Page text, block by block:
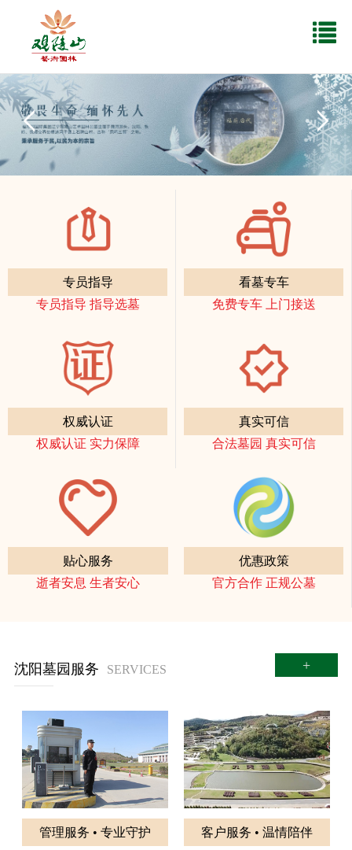
专员指导
专员指导 指导选墓
看墓专车
免费专车 上门接送
权威认证
权威认证 实力保障
真实可信
合法墓园 真实可信
贴心服务
逝者安息 生者安心
优惠政策
官方合作 正规公墓
沈阳墓园服务 SERVICES +
管理服务 • 专业守护 客户服务 • 温情陪伴